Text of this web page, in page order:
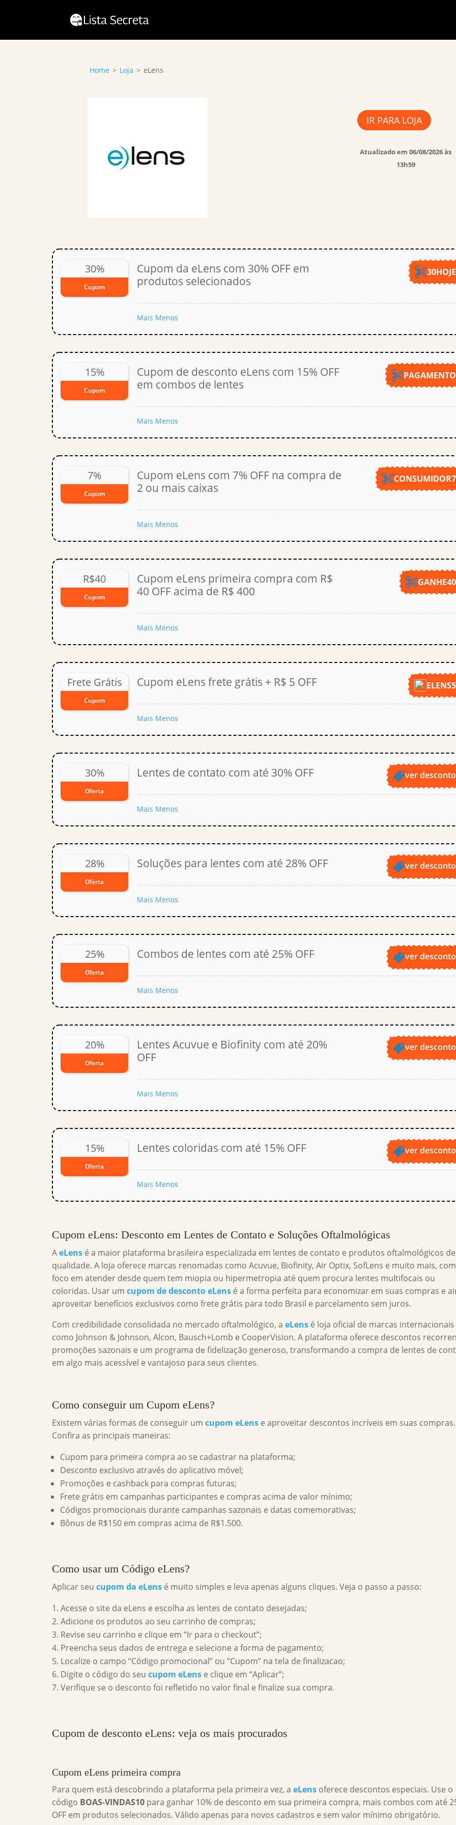
Home > Loja > eLens
IR PARA LOJA
Atualizado em 06/08/2026 às
13h59
30%
Cupom
Cupom da eLens com 30% OFF em
produtos selecionados
30HOJE
Mais Menos
15%
Cupom
Cupom de desconto eLens com 15% OFF
em combos de lentes
PAGAMENTO
Mais Menos
7%
Cupom
Cupom eLens com 7% OFF na compra de
2 ou mais caixas
CONSUMIDOR7
Mais Menos
R$40
Cupom
Cupom eLens primeira compra com R$
40 OFF acima de R$ 400
GANHE40
Mais Menos
Frete Grátis
Cupom
Cupom eLens frete grátis + R$ 5 OFF ELENS5
Mais Menos
30%
Oferta
Lentes de contato com até 30% OFF ver desconto
Mais Menos
28%
Oferta
Soluções para lentes com até 28% OFF ver desconto
Mais Menos
25%
Oferta
Combos de lentes com até 25% OFF ver desconto
Mais Menos
20%
Oferta
Lentes Acuvue e Biofinity com até 20%
OFF
ver desconto
Mais Menos
15%
Oferta
Lentes coloridas com até 15% OFF ver desconto
Mais Menos
Cupom eLens: Desconto em Lentes de Contato e Soluções Oftalmológicas
AeLens é a maior plataforma brasileira especializada em lentes de contato e produtos oftalmológicos de
qualidade. A loja oferece marcas renomadas como Acuvue, Biofinity, Air Optix, SofLens e muito mais, com
foco em atender desde quem tem miopia ou hipermetropia até quem procura lentes multifocais ou
coloridas. Usar um cupom de desconto eLens é a forma perfeita para economizar em suas compras e
aproveitar benefícios exclusivos como frete grátis para todo Brasil e parcelamento sem juros.
Com credibilidade consolidada no mercado oftalmológico, a eLens é loja oficial de marcas internacionais
como Johnson & Johnson, Alcon, Bausch+Lomb e CooperVision. A plataforma oferece descontos
promoções sazonais e um programa de fidelização generoso, transformando a compra de lentes de
em algo mais acessível e vantajoso para seus clientes.
Como conseguir um Cupom eLens?
Existem várias formas de conseguir um cupom eLens e aproveitar descontos incríveis em suas compras.
Confira as principais maneiras:
Cupom para primeira compra ao se cadastrar na plataforma;
Desconto exclusivo através do aplicativo móvel;
Promoções e cashback para compras futuras;
Frete grátis em campanhas participantes e compras acima de valor mínimo;
Códigos promocionais durante campanhas sazonais e datas comemorativas;
Bônus de R$150 em compras acima de R$1.500.
Como usar um Código eLens?
Aplicar seu cupom da eLens é muito simples e leva apenas alguns cliques. Veja o passo a passo:
Acesse o site da eLens e escolha as lentes de contato desejadas;
Adicione os produtos ao seu carrinho de compras;
Revise seu carrinho e clique em “Ir para o checkout”;
Preencha seus dados de entrega e selecione a forma de pagamento;
Localize o campo “Código promocional” ou “Cupom” na tela de finalizacao;
Digite o código do seu cupom eLens e clique em “Aplicar”;
Verifique se o desconto foi refletido no valor final e finalize sua compra.
Cupom de desconto eLens: veja os mais procurados
Cupom eLens primeira compra
Para quem está descobrindo a plataforma pela primeira vez, a eLens oferece descontos especiais. Use o
código BOAS-VINDAS10 para ganhar 10% de desconto em sua primeira compra, mais combos com até
OFF em produtos selecionados. Válido apenas para novos cadastros e sem valor mínimo obrigatório.